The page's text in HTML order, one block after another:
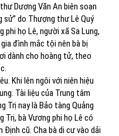
Dương Văn An biên soạn
sử” do Thượng thư Lê Quý
phi họ Lê, người xã Sa Lung,
đình mắc tội nên bà bị
dành cho hoàng tử, theo
Khi lên ngôi với niên hiệu
Tài liệu của Trung tâm
Trị nay là Bảo tàng Quảng
Trị, bà Vương phi họ Lê có
cũ. Cha bà di cư vào dải